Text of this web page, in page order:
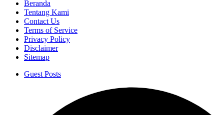
Beranda
Tentang Kami
Contact Us
Terms of Service
Privacy Policy
Disclaimer
Sitemap
Guest Posts